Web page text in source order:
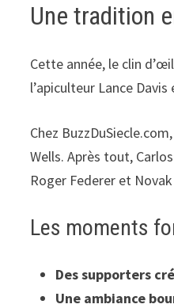
Une tradition
Cette année, le clin
l’apiculteur Lance
Chez
Wells. Après tout,
Roger Federer et
Les moments
Des supporters
Une ambiance